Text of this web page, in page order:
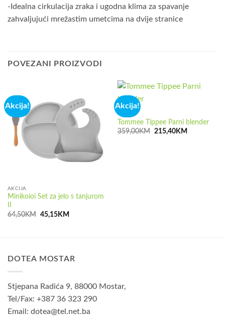
-Idealna cirkulacija zraka i ugodna klima za spavanje
zahvaljujući mrežastim umetcima na dvije stranice
POVEZANI PROIZVODI
Akcija!
AKCIJA
Minikoioi Set za jelo s tanjurom
64,50KM Izvorna
45,15KM
Akcija!
AKCIJA
Tommee Tippee Parni blender
359,00KM Izvorna
215,40KM
DOTEA MOSTAR
Stjepana Radića 9, 88000 Mostar,
Tel/Fax: +387 36 323 290
Email: dotea@tel.net.ba